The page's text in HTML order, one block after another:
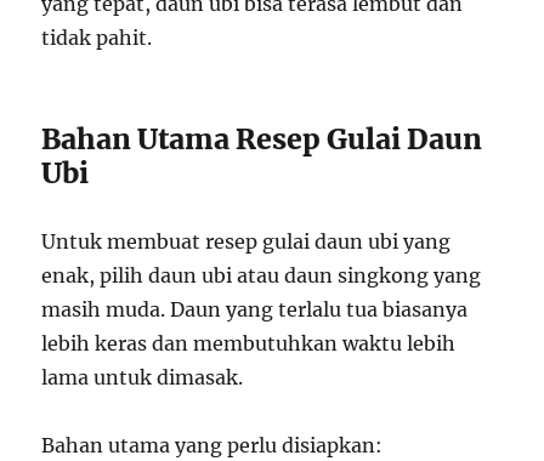
tidak pahit.
Bahan Utama Resep Gulai Daun
Ubi
Untuk membuat resep gulai daun ubi yang
enak, pilih daun ubi atau daun singkong yang
masih muda. Daun yang terlalu tua biasanya
lebih keras dan membutuhkan waktu lebih
lama untuk dimasak.
Bahan utama yang perlu disiapkan: